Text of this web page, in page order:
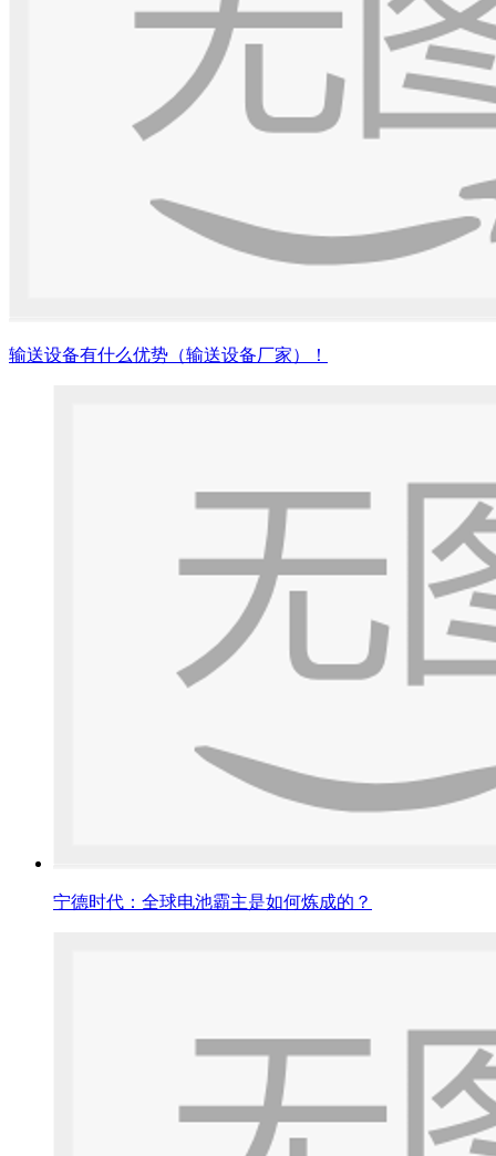
输送设备有什么优势（输送设备厂家）！
宁德时代：全球电池霸主是如何炼成的？